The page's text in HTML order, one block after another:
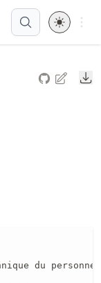
Open
du personnel